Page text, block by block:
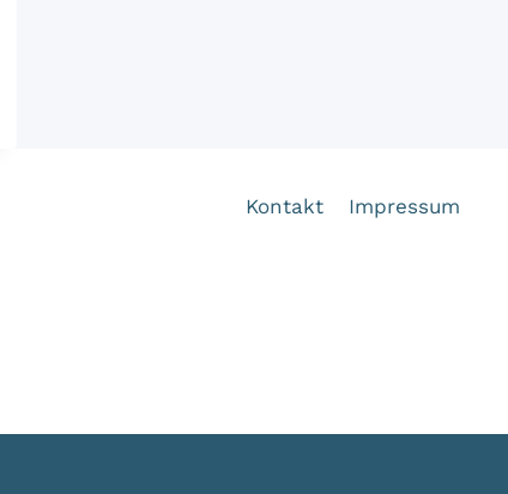
Kontakt Impressum